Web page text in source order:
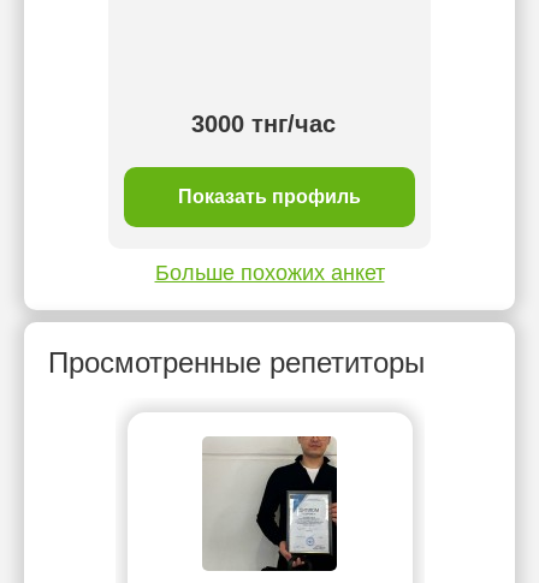
3000 тнг/час
Показать профиль
Больше похожих анкет
Просмотренные репетиторы